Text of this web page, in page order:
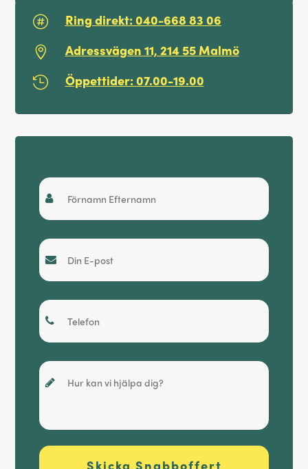
 Ring direkt: 040-668 83 06
 Adressvägen 11, 214 55 Malmö
 Öppettider: 07.00-19.00